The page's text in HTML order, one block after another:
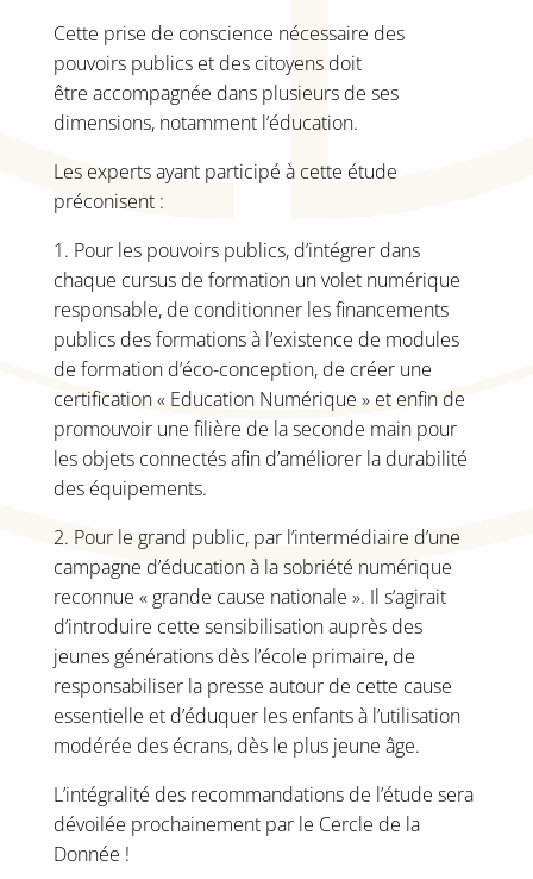
Cette prise de conscience nécessaire des
pouvoirs publics et des citoyens doit
être accompagnée dans plusieurs de ses
dimensions, notamment l’éducation.
Les experts ayant participé à cette étude
préconisent :
1. Pour les pouvoirs publics, d’intégrer dans
chaque cursus de formation un volet numérique
responsable, de conditionner les financements
publics des formations à l’existence de modules
de formation d’éco-conception, de créer une
certification « Education Numérique » et enfin de
promouvoir une filière de la seconde main pour
les objets connectés afin d’améliorer la durabilité
des équipements.
2. Pour le grand public, par l’intermédiaire d’une
campagne d’éducation à la sobriété numérique
reconnue « grande cause nationale ». Il s’agirait
d’introduire cette sensibilisation auprès des
jeunes générations dès l’école primaire, de
responsabiliser la presse autour de cette cause
essentielle et d’éduquer les enfants à l’utilisation
modérée des écrans, dès le plus jeune âge.
L’intégralité des recommandations de l’étude sera
dévoilée prochainement par le Cercle de la
Donnée !